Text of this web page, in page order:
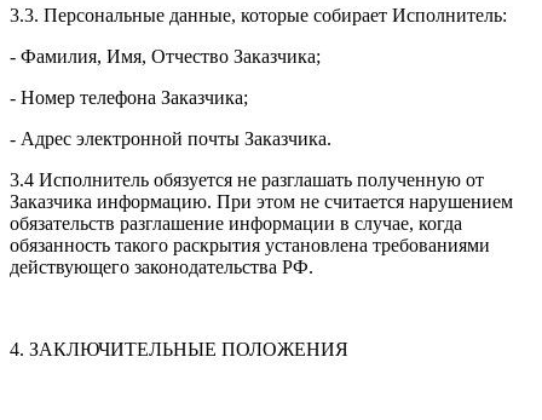
3.3. Персональные данные, которые собирает Исполнитель:
- Фамилия, Имя, Отчество Заказчика;
- Номер телефона Заказчика;
- Адрес электронной почты Заказчика.
3.4 Исполнитель обязуется не разглашать полученную от
Заказчика информацию. При этом не считается нарушением
обязательств разглашение информации в случае, когда
обязанность такого раскрытия установлена требованиями
действующего законодательства РФ.
4. ЗАКЛЮЧИТЕЛЬНЫЕ ПОЛОЖЕНИЯ